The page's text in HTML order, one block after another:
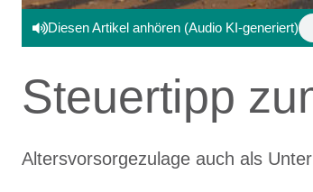
Diesen Artikel anhören (Audio KI-generiert)
Steuertipp
Altersvorsorgezulage auch als